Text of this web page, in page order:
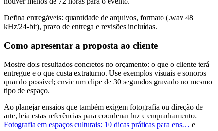
Defina entregáveis: quantidade de arquivos, formato (.wav 48
kHz/24-bit), prazo de entrega e revisões incluídas.
Como apresentar a proposta ao cliente
Mostre dois resultados concretos no orçamento: o que o cliente terá
entregue e o que custa extraturno. Use exemplos visuais e sonoros
quando possível; envie um clipe de 30 segundos gravado no mesmo
tipo de espaço.
Ao planejar ensaios que também exigem fotografia ou direção de
arte, leia estas referências para coordenar luz e enquadramento:
Fotografia em espaços culturais: 10 dicas práticas para ens… e